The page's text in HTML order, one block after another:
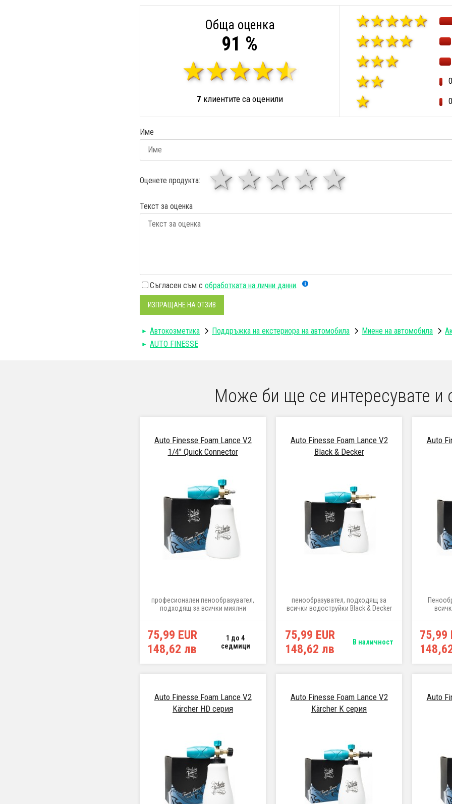
Обща оценка
91 %
7 клиентите са оценили
Име
Оценете продукта: 4 звезди
3 звезди
звезди
1 звезда
Текст за оценка
Съгласен съм с обработката на лични данни.
ИЗПРАЩАНЕ НА ОТЗИВ
Автокозметика Поддръжка на екстериора на автомобила Миене на автомобила
AUTO FINESSE
Може би ще се интересувате и
Auto Finesse Foam Lance V2
1/4" Quick Connector
професионален пенообразувател,
подходящ за всички миялни
75,99 EUR
148,62 лв
1 до 4
седмици
Auto Finesse Foam Lance V2
Black & Decker
пенообразувател, подходящ за
всички водоструйки Black & Decker
75,99 EUR
148,62 лв
В наличност
Auto
75,99
Auto Finesse Foam Lance V2
Kärcher HD серия
Auto Finesse Foam Lance V2
Kärcher K серия
Auto